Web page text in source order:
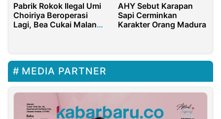
Pabrik Rokok Ilegal Umi
Choiriya Beroperasi
Lagi, Bea Cukai Malang
AHY Sebut Karapan
Sapi Cerminkan
Karakter Orang Madura
MEDIA PARTNER